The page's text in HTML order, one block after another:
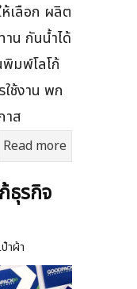
เลือก ผลิต
น กันน้ำได้
พิมพ์โลโก้
ช้งาน พก
าส
Read more
ธุรกิจ
าผ้า